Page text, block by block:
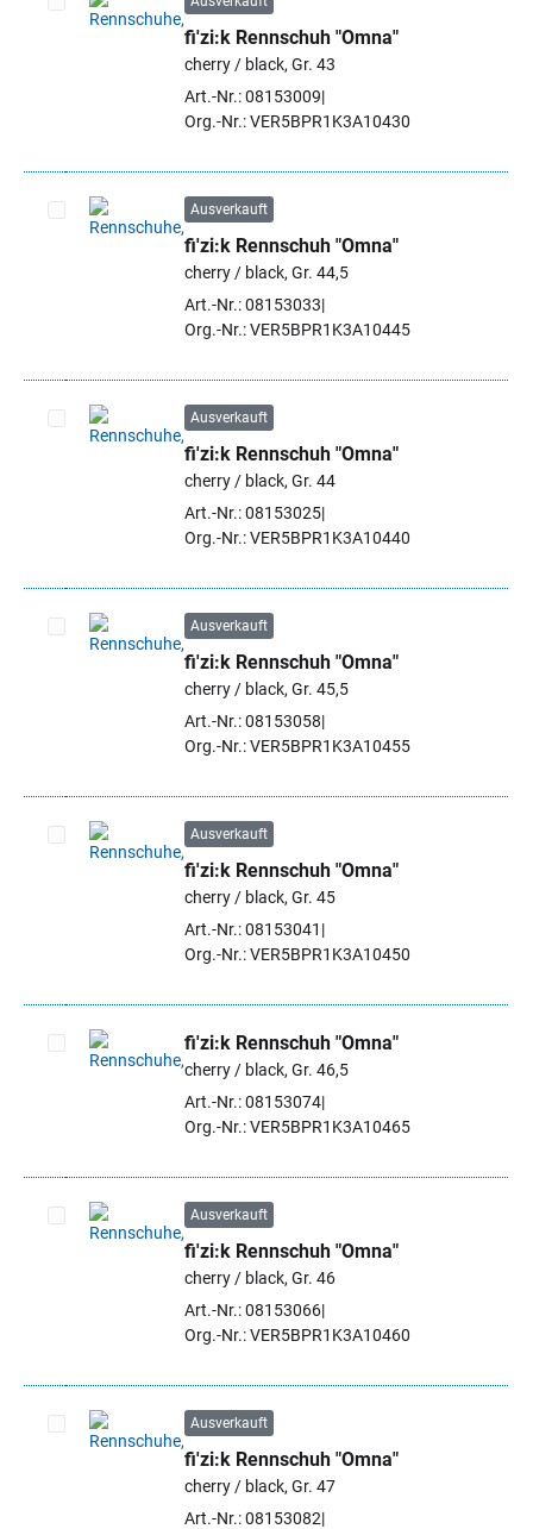
Artikel auswählen
fi'zi:k Rennschuh "Omna"
cherry / black, Gr. 43
Art.-Nr.: 08153009
Org.-Nr.: VER5BPR1K3A10430
Artikel auswählen
Ausverkauft
fi'zi:k Rennschuh "Omna"
cherry / black, Gr. 44,5
Art.-Nr.: 08153033
Org.-Nr.: VER5BPR1K3A10445
Artikel auswählen
Ausverkauft
fi'zi:k Rennschuh "Omna"
cherry / black, Gr. 44
Art.-Nr.: 08153025
Org.-Nr.: VER5BPR1K3A10440
Artikel auswählen
Ausverkauft
fi'zi:k Rennschuh "Omna"
cherry / black, Gr. 45,5
Art.-Nr.: 08153058
Org.-Nr.: VER5BPR1K3A10455
Artikel auswählen
Ausverkauft
fi'zi:k Rennschuh "Omna"
cherry / black, Gr. 45
Art.-Nr.: 08153041
Org.-Nr.: VER5BPR1K3A10450
Artikel auswählen
fi'zi:k Rennschuh "Omna"
cherry / black, Gr. 46,5
Art.-Nr.: 08153074
Org.-Nr.: VER5BPR1K3A10465
Artikel auswählen
Ausverkauft
fi'zi:k Rennschuh "Omna"
cherry / black, Gr. 46
Art.-Nr.: 08153066
Org.-Nr.: VER5BPR1K3A10460
Artikel auswählen
Ausverkauft
fi'zi:k Rennschuh "Omna"
cherry / black, Gr. 47
Art.-Nr.: 08153082